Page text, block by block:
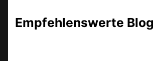
Empfehlenswerte